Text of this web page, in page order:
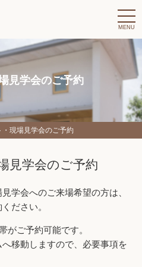
t
o
g
g
g
a
t
o
見学会のご予約
現場見学会のご予約
見学会のご予約
学会へのご来場希望の方は、
ださい。
がご予約可能です。
移動しますので、必要事項を